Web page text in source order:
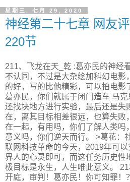
星期三, 七月 29, 2020
神经第二十七章 网友
220节
211、飞龙在天_乾 :葛亦民的神经
不认同，不过是大杂绘加科幻电影
的好，写的比他精彩，可以拍电影
葛亦民，你们就属于闭门造车 马克
还找块地方进行实验，最后还是失
在，离其目标相差很远，也算失败
在一起，有用吗，你们了解人类吗
意义吗，你们逆天而行。 >葛花：
联网科技革命的今天，2019年可
界人的心灵即可，而这任务历史性
极目标是永生，人生唯此意义。
开庭，审判！葛亦民！你可知罪！